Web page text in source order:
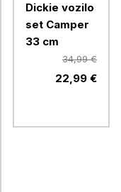
Dickie vozilo
set Camper
33 cm
34,99 €
22,99 €